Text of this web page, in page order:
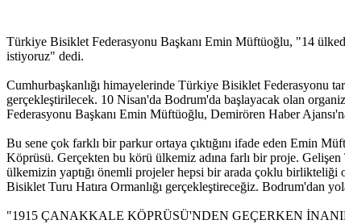
Türkiye Bisiklet Federasyonu Başkanı Emin Müftüoğlu, "14
istiyoruz" dedi.
Cumhurbaşkanlığı himayelerinde Türkiye Bisiklet Federasyonu
gerçekleştirilecek. 10 Nisan'da Bodrum'da başlayacak olan
Federasyonu Başkanı Emin Müftüoğlu, Demirören Haber
Bu sene çok farklı bir parkur ortaya çıktığını ifade eden Emin
Köprüsü. Gerçekten bu körü ülkemiz adına farlı bir proje.
ülkemizin yaptığı önemli projeler hepsi bir arada çoklu birlikteliği
Bisiklet Turu Hatıra Ormanlığı gerçekleştireceğiz. Bodrum'dan
"1915 ÇANAKKALE KÖPRÜSÜ'NDEN GEÇERKEN